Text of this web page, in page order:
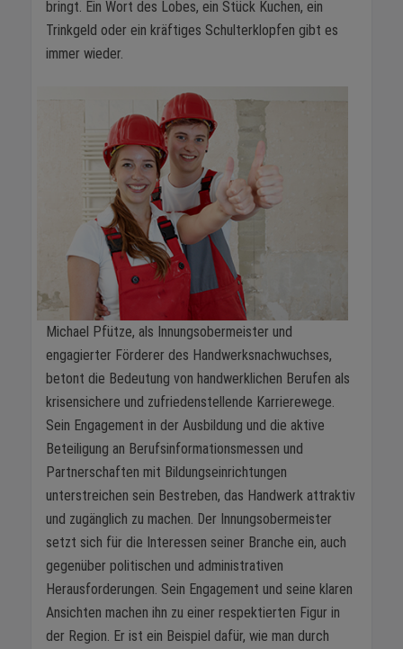
bringt. Ein Wort des Lobes, ein Stück Kuchen, ein
Trinkgeld oder ein kräftiges Schulterklopfen gibt es
immer wieder.
Michael Pfütze, als Innungsobermeister und
engagierter Förderer des Handwerksnachwuchses,
betont die Bedeutung von handwerklichen Berufen als
krisensichere und zufriedenstellende Karrierewege.
Sein Engagement in der Ausbildung und die aktive
Beteiligung an Berufsinformationsmessen und
Partnerschaften mit Bildungseinrichtungen
unterstreichen sein Bestreben, das Handwerk attraktiv
und zugänglich zu machen. Der Innungsobermeister
setzt sich für die Interessen seiner Branche ein, auch
gegenüber politischen und administrativen
Herausforderungen. Sein Engagement und seine klaren
Ansichten machen ihn zu einer respektierten Figur in
der Region. Er ist ein Beispiel dafür, wie man durch